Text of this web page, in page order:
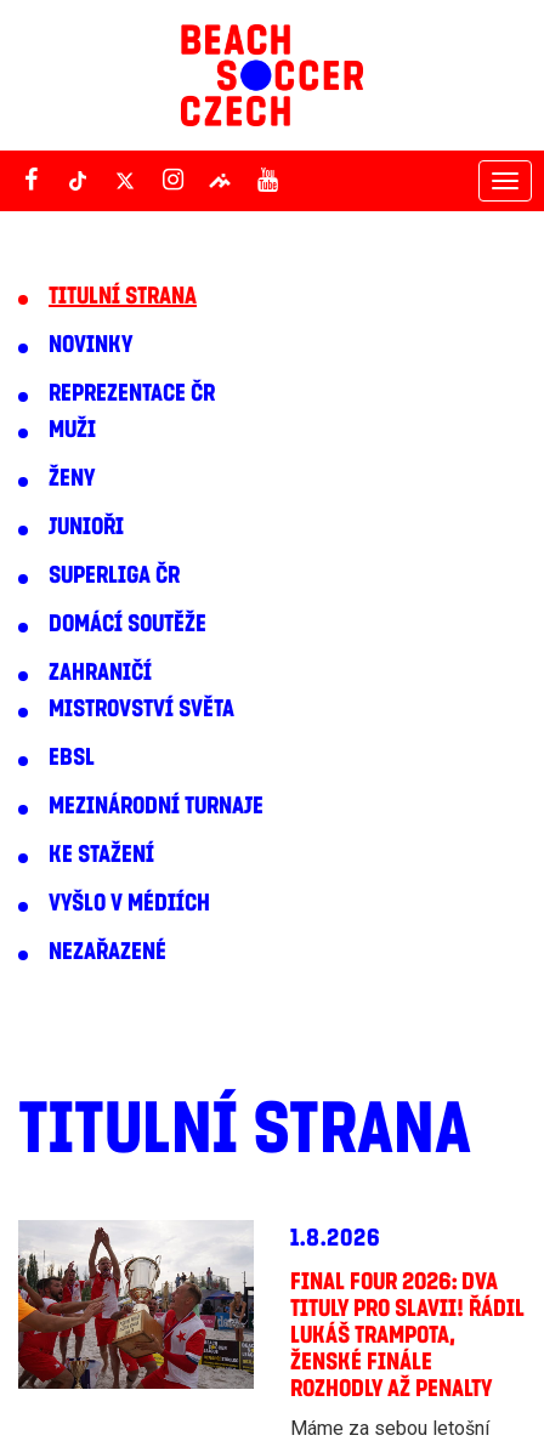
TITULNÍ STRANA
NOVINKY
REPREZENTACE ČR
MUŽI
ŽENY
JUNIOŘI
SUPERLIGA ČR
DOMÁCÍ SOUTĚŽE
ZAHRANIČÍ
MISTROVSTVÍ SVĚTA
EBSL
MEZINÁRODNÍ TURNAJE
KE STAŽENÍ
VYŠLO V MÉDIÍCH
NEZAŘAZENÉ
TITULNÍ STRANA
1.8.2026
FINAL FOUR 2026: DVA
TITULY PRO SLAVII! ŘÁDIL
LUKÁŠ TRAMPOTA,
ŽENSKÉ FINÁLE
ROZHODLY AŽ PENALTY
Máme za sebou letošní